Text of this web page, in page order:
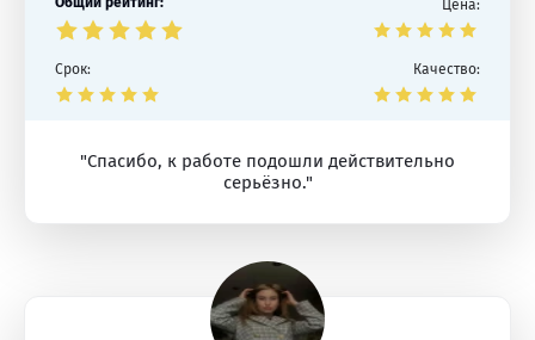
Цена:
Срок: Качество:
"Спасибо, к работе подошли действительно
серьёзно."